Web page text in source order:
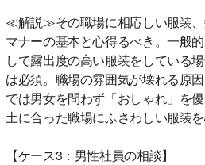
≪解説≫その職場に相応しい服装
マナーの基本と心得るべき。一般
して露出度の高い服装をしている
は必須。職場の雰囲気が壊れる原
では男女を問わず「おしゃれ」を
土に合った職場にふさわしい服装を
【ケース3：男性社員の相談】